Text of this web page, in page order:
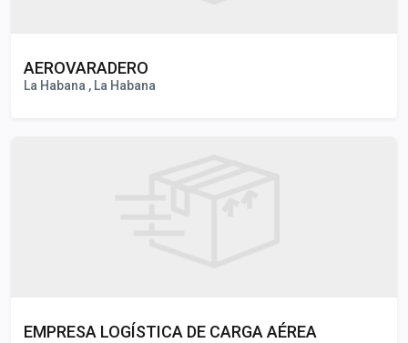
AEROVARADERO
La Habana , La Habana
EMPRESA LOGÍSTICA DE CARGA AÉREA